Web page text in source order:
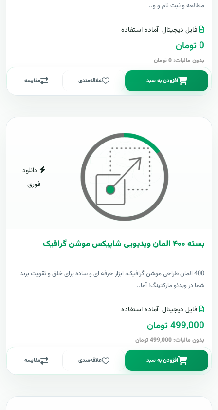
مطالعه و ثبت نام و و..
فایل دیجیتال آماده استفاده
0 تومان
بدون مالیات: 0 تومان
افزودن به سبد علاقه‌مندی مقایسه
دانلود
فوری
بسته ۴۰۰ المان ویدیویی شاپیکس موشن گرافیک
400 المان طراحی موشن گرافیک، ابزار حرفه ای و ساده برای خلق و تقویت برند
شما در ویدئو مارکتینگ! آما..
فایل دیجیتال آماده استفاده
499,000 تومان
بدون مالیات: 499,000 تومان
افزودن به سبد علاقه‌مندی مقایسه